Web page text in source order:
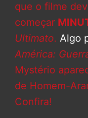
que o filme
começar
Ultimato. Algo
América:
Mystério
de Homem-
Confira!